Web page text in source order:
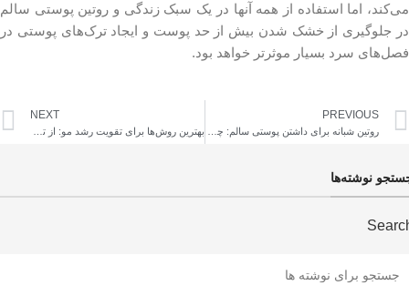
می‌کند، اما استفاده از همه آنها در یک سبک زندگی و روتین پوستی سالم
در جلوگیری از خشک شدن بیش از حد پوست و ایجاد ترک‌های پوستی در
فصل‌های سرد بسیار موثرتر خواهد بود.
PREVIOUS
NEXT
نوشته‌ها